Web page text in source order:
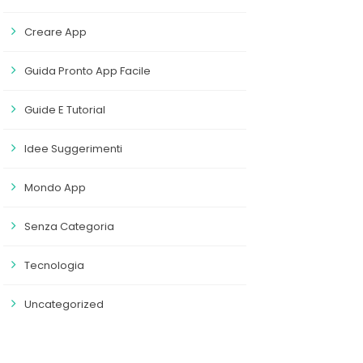
Creare App
Guida Pronto App Facile
Guide E Tutorial
Idee Suggerimenti
Mondo App
Senza Categoria
Tecnologia
Uncategorized